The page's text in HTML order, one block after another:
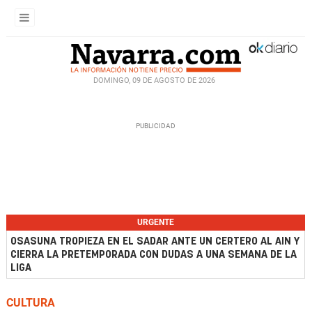
DOMINGO, 09 DE AGOSTO DE 2026
URGENTE
OSASUNA TROPIEZA EN EL SADAR ANTE UN CERTERO AL AIN Y
CIERRA LA PRETEMPORADA CON DUDAS A UNA SEMANA DE LA
LIGA
CULTURA